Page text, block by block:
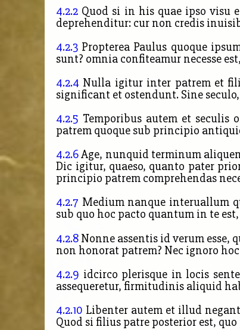
4.2.2 Quod si in his quae ipso visu
deprehenditur: cur non credis
4.2.3 Propterea Paulus quoque
sunt? omnia confiteamur necesse
4.2.4 Nulla igitur inter patrem et
significant et ostendunt. Sine
4.2.5 Temporibus autem et seculis
patrem quoque sub principio
4.2.6Age, nunquid terminum
Dic igitur, quaeso, quanto pater
principio patrem comprehendas
4.2.7 Medium nanque interuallum
sub quo hoc pacto quantum in te
4.2.8 Nonne assentis id verum
non honorat patrem? Nec ignoro
4.2.9 idcirco plerisque in locis
assequeretur, firmitudinis aliquid
4.2.10 Libenter autem et illud
Quod si filius patre posterior est,